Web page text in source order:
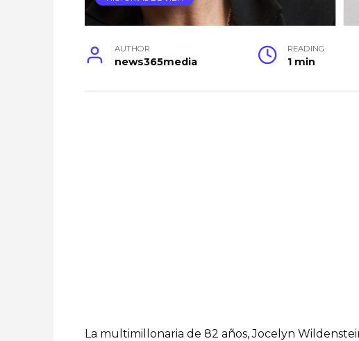
AUTHOR
news365media
READING
1 min
La multimillonaria de 82 años, Jocelyn